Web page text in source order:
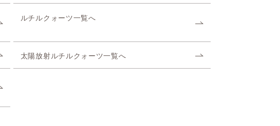
ルチルクォーツ一覧へ
太陽放射ルチルクォーツ一覧へ